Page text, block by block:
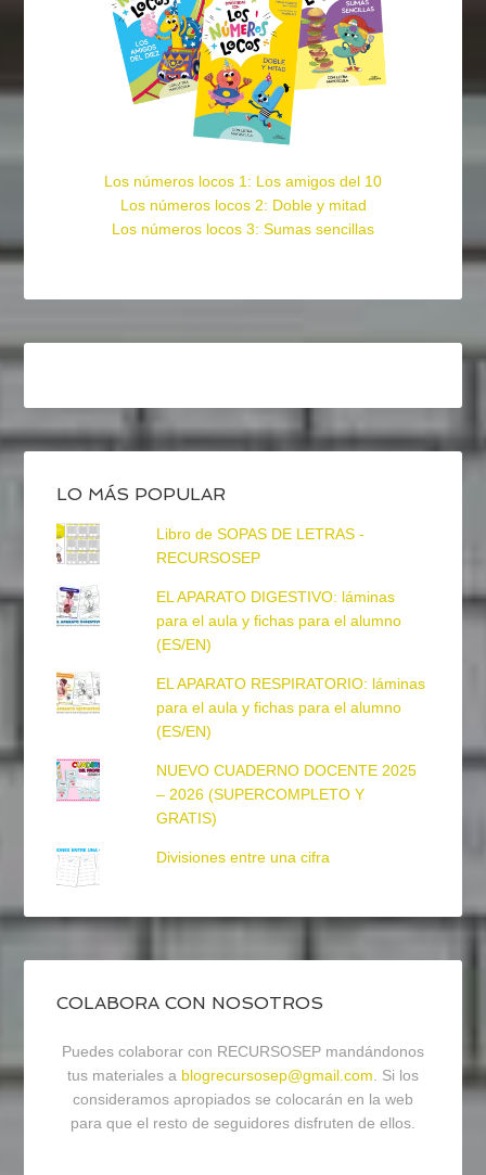
Los números locos 1: Los amigos del 10
Los números locos 2: Doble y mitad
Los números locos 3: Sumas sencillas
LO MÁS POPULAR
Libro de SOPAS DE LETRAS -
RECURSOSEP
EL APARATO DIGESTIVO: láminas
para el aula y fichas para el alumno
(ES/EN)
EL APARATO RESPIRATORIO: láminas
para el aula y fichas para el alumno
(ES/EN)
NUEVO CUADERNO DOCENTE 2025
– 2026 (SUPERCOMPLETO Y
GRATIS)
Divisiones entre una cifra
COLABORA CON NOSOTROS
Puedes colaborar con RECURSOSEP mandándonos
tus materiales a blogrecursosep@gmail.com. Si los
consideramos apropiados se colocarán en la web
para que el resto de seguidores disfruten de ellos.